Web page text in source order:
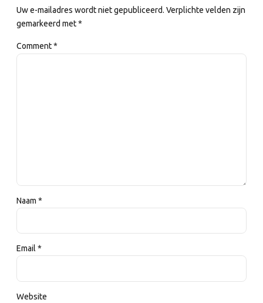
Uw e-mailadres wordt niet gepubliceerd. Verplichte velden zijn
gemarkeerd met *
Comment*
Naam *
Email *
Website